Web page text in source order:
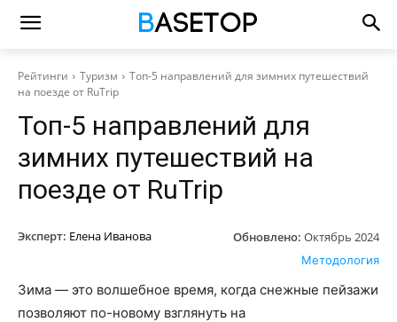
Рейтинги Туризм
Топ-5 направлений для зимних путешествий
на поезде от RuTrip
Топ-5 направлений для
зимних путешествий на
поезде от RuTrip
Эксперт: Елена Иванова Обновлено: Октябрь 2024
Методология
Зима — это волшебное время, когда снежные пейзажи
позволяют по-новому взглянуть на